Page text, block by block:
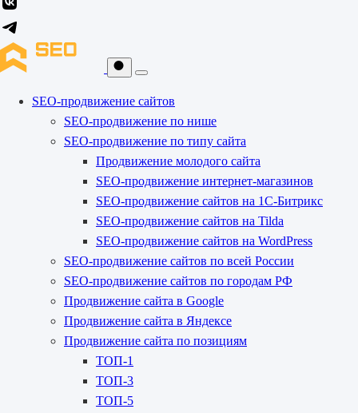
SEO-продвижение сайтов
SEO-продвижение по нише
SEO-продвижение по типу сайта
Продвижение молодого сайта
SEO-продвижение интернет-магазинов
SEO-продвижение сайтов на 1С-Битрикс
SEO-продвижение сайтов на Tilda
SEO-продвижение сайтов на WordPress
SEO-продвижение сайтов по всей России
SEO-продвижение сайтов по городам РФ
Продвижение сайта в Google
Продвижение сайта в Яндексе
Продвижение сайта по позициям
ТОП-1
ТОП-3
ТОП-5